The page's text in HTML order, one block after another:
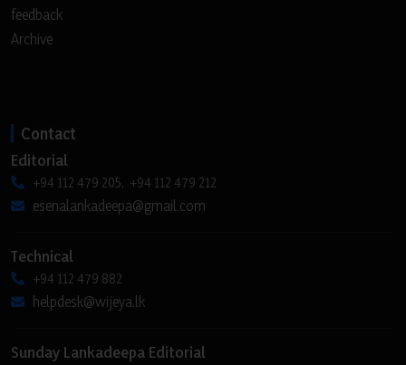
feedback
Archive
Contact
Editorial
+94 112 479 205, +94 112 479 212
esenalankadeepa@gmail.com
Technical
+94 112 479 882
helpdesk@wijeya.lk
Sunday Lankadeepa Editorial